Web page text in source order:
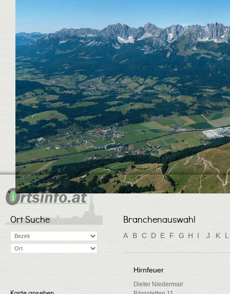
Ort Suche Branchenauswahl
A B C D E F G H I J K L
Hirnfeuer
Dieter Niedermair